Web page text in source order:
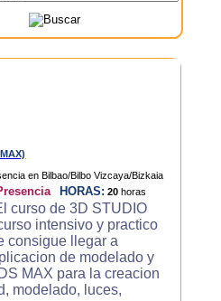
HORAS: 20 horas
curso de 3D STUDIO
intensivo y practico
consigue llegar a
de modelado y
MAX para la creacion
modelado, luces,